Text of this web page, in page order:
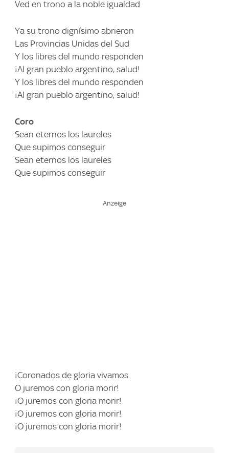
Ved en trono a la noble igualdad
Ya su trono dignísimo abrieron
Las Provincias Unidas del Sud
Y los libres del mundo responden
¡Al gran pueblo argentino, salud!
Y los libres del mundo responden
¡Al gran pueblo argentino, salud!
Coro
Sean eternos los laureles
Que supimos conseguir
Sean eternos los laureles
Que supimos conseguir
¡Coronados de gloria vivamos
O juremos con gloria morir!
¡O juremos con gloria morir!
¡O juremos con gloria morir!
¡O juremos con gloria morir!